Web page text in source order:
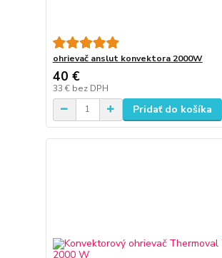
ohrievač anslut konvektora 2000W
40 €
33 € bez DPH
Pridať do košíka